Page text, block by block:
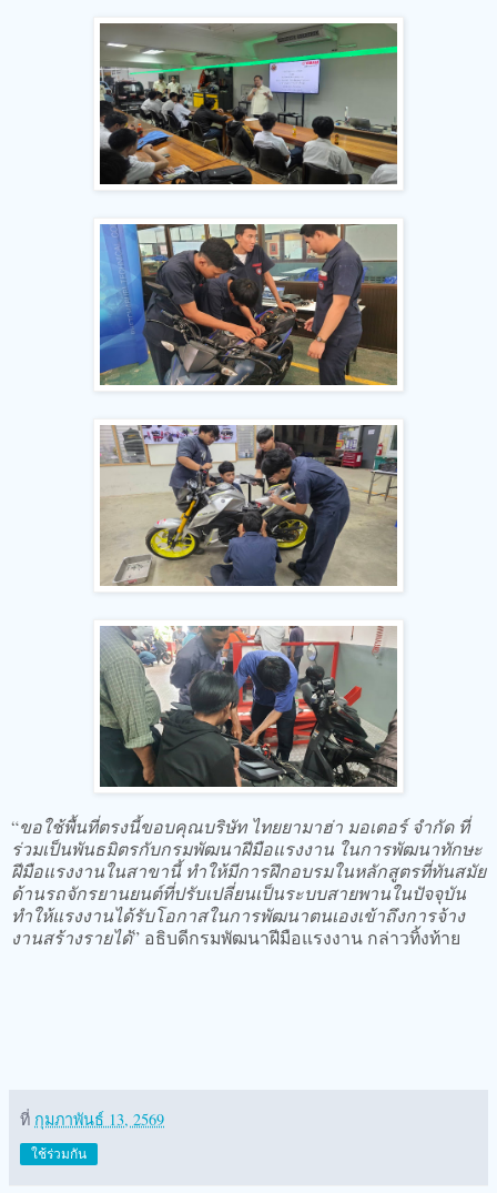
“ขอใช้พื้นที่ตรงนี้ขอบคุณบริษัท ไทยยามาฮ่า มอเตอร์ จำกัด ที่
ร่วมเป็นพันธมิตรกับกรมพัฒนาฝีมือแรงงาน ในการพัฒนาทักษะ
ฝีมือแรงงานในสาขานี้ ทำให้มีการฝึกอบรมในหลักสูตรที่ทันสมัย
ด้านรถจักรยานยนต์ที่ปรับเปลี่ยนเป็นระบบสายพานในปัจจุบัน
ทำให้แรงงานได้รับโอกาสในการพัฒนาตนเองเข้าถึงการจ้าง
งานสร้างรายได้” อธิบดีกรมพัฒนาฝีมือแรงงาน กล่าวทิ้งท้าย
ที่ กุมภาพันธ์ 13, 2569
ใช้ร่วมกัน